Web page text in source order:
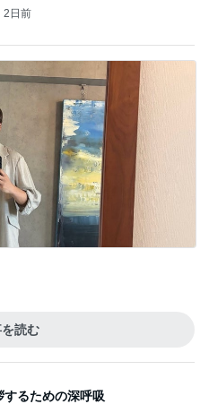
2日前
読む
するための深呼吸